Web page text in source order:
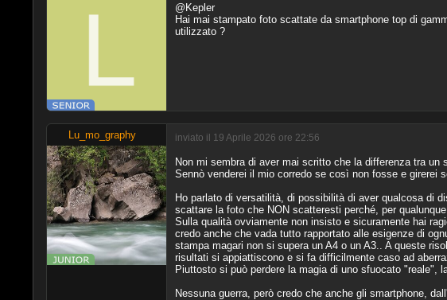
@Kepler
Hai mai stampato foto scattate da smartphone top di
utilizzato ?
Lu_mo_graphy inviato il 19 Aprile 2026 ore 22:56
Non mi sembra di aver mai scritto che la differenza tra
Sennò venderei il mio corredo se così non fosse e girerei
Ho parlato di versatilità, di possibilità di aver qualcosa di
scattare la foto che NON scatteresti perché, per
Sulla qualità ovviamente non insisto e sicuramente hai
credo anche che vada tutto rapportato alle esigenze di
stampa magari non si supera un A4 o un A3.. A queste
risultati si appiattiscono e si fa difficilmente caso ad
Piuttosto si può perdere la magia di uno sfuocato
Nessuna guerra, però credo che anche gli smartphone,